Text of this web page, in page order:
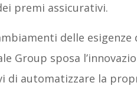
premi assicurativi.
delle esigenze
Group sposa
di automatizzare la